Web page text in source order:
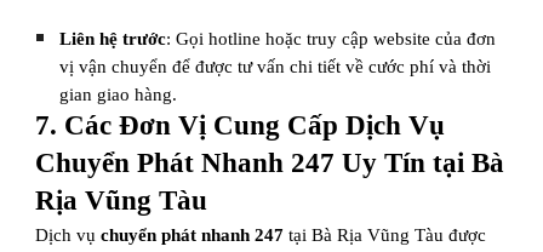
Liên hệ trước: Gọi hotline hoặc truy cập website của đơn
vị vận chuyển để được tư vấn chi tiết về cước phí và thời
gian giao hàng.
7. Các Đơn Vị Cung Cấp Dịch Vụ
Chuyển Phát Nhanh 247 Uy Tín tại Bà
Rịa Vũng Tàu
Dịch vụchuyển phát nhanh 247 tại Bà Rịa Vũng Tàu được